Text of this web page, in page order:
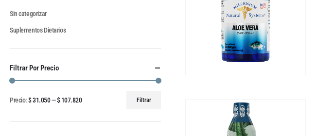
Sin categorizar
Suplementos Dietarios
Filtrar Por Precio
Filtrar
Precio:$ 31.050—$ 107.820